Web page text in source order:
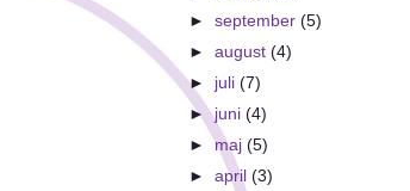
►september(5)
►august(4)
► juli(7)
►juni(4)
►maj(5)
►april(3)